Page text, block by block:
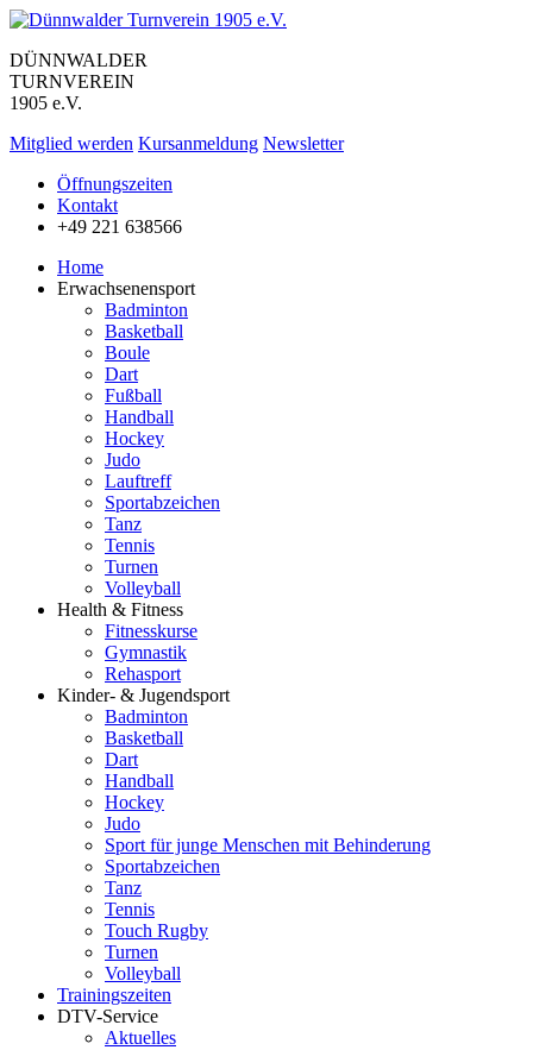
DÜNNWALDER
TURNVEREIN
1905 e.V.
Mitglied werden Kursanmeldung Newsletter
Öffnungszeiten
Kontakt
+49 221 638566
Home
Erwachsenensport
Badminton
Basketball
Boule
Dart
Fußball
Handball
Hockey
Judo
Lauftreff
Sportabzeichen
Tanz
Tennis
Turnen
Volleyball
Health & Fitness
Fitnesskurse
Gymnastik
Rehasport
Kinder- & Jugendsport
Badminton
Basketball
Dart
Handball
Hockey
Judo
Sport für junge Menschen mit Behinderung
Sportabzeichen
Tanz
Tennis
Touch Rugby
Turnen
Volleyball
Trainingszeiten
DTV-Service
Aktuelles